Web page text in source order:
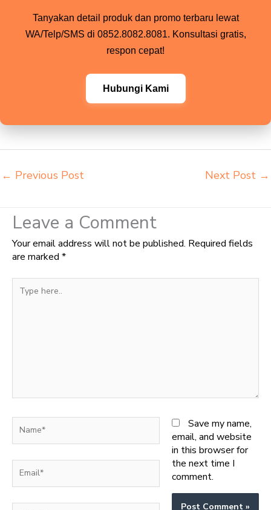
Tanyakan detail produk dan promo terbaru lewat
WA/Telp/SMS di 0852.8082.8081. Konsultasi gratis,
respon cepat!
Hubungi Kami
← Previous Post Next Post →
Leave a Comment
Your email address will not be published. Required fields
are marked *
here..
Save my name,
email, and website
in this browser for
the next time I
comment.